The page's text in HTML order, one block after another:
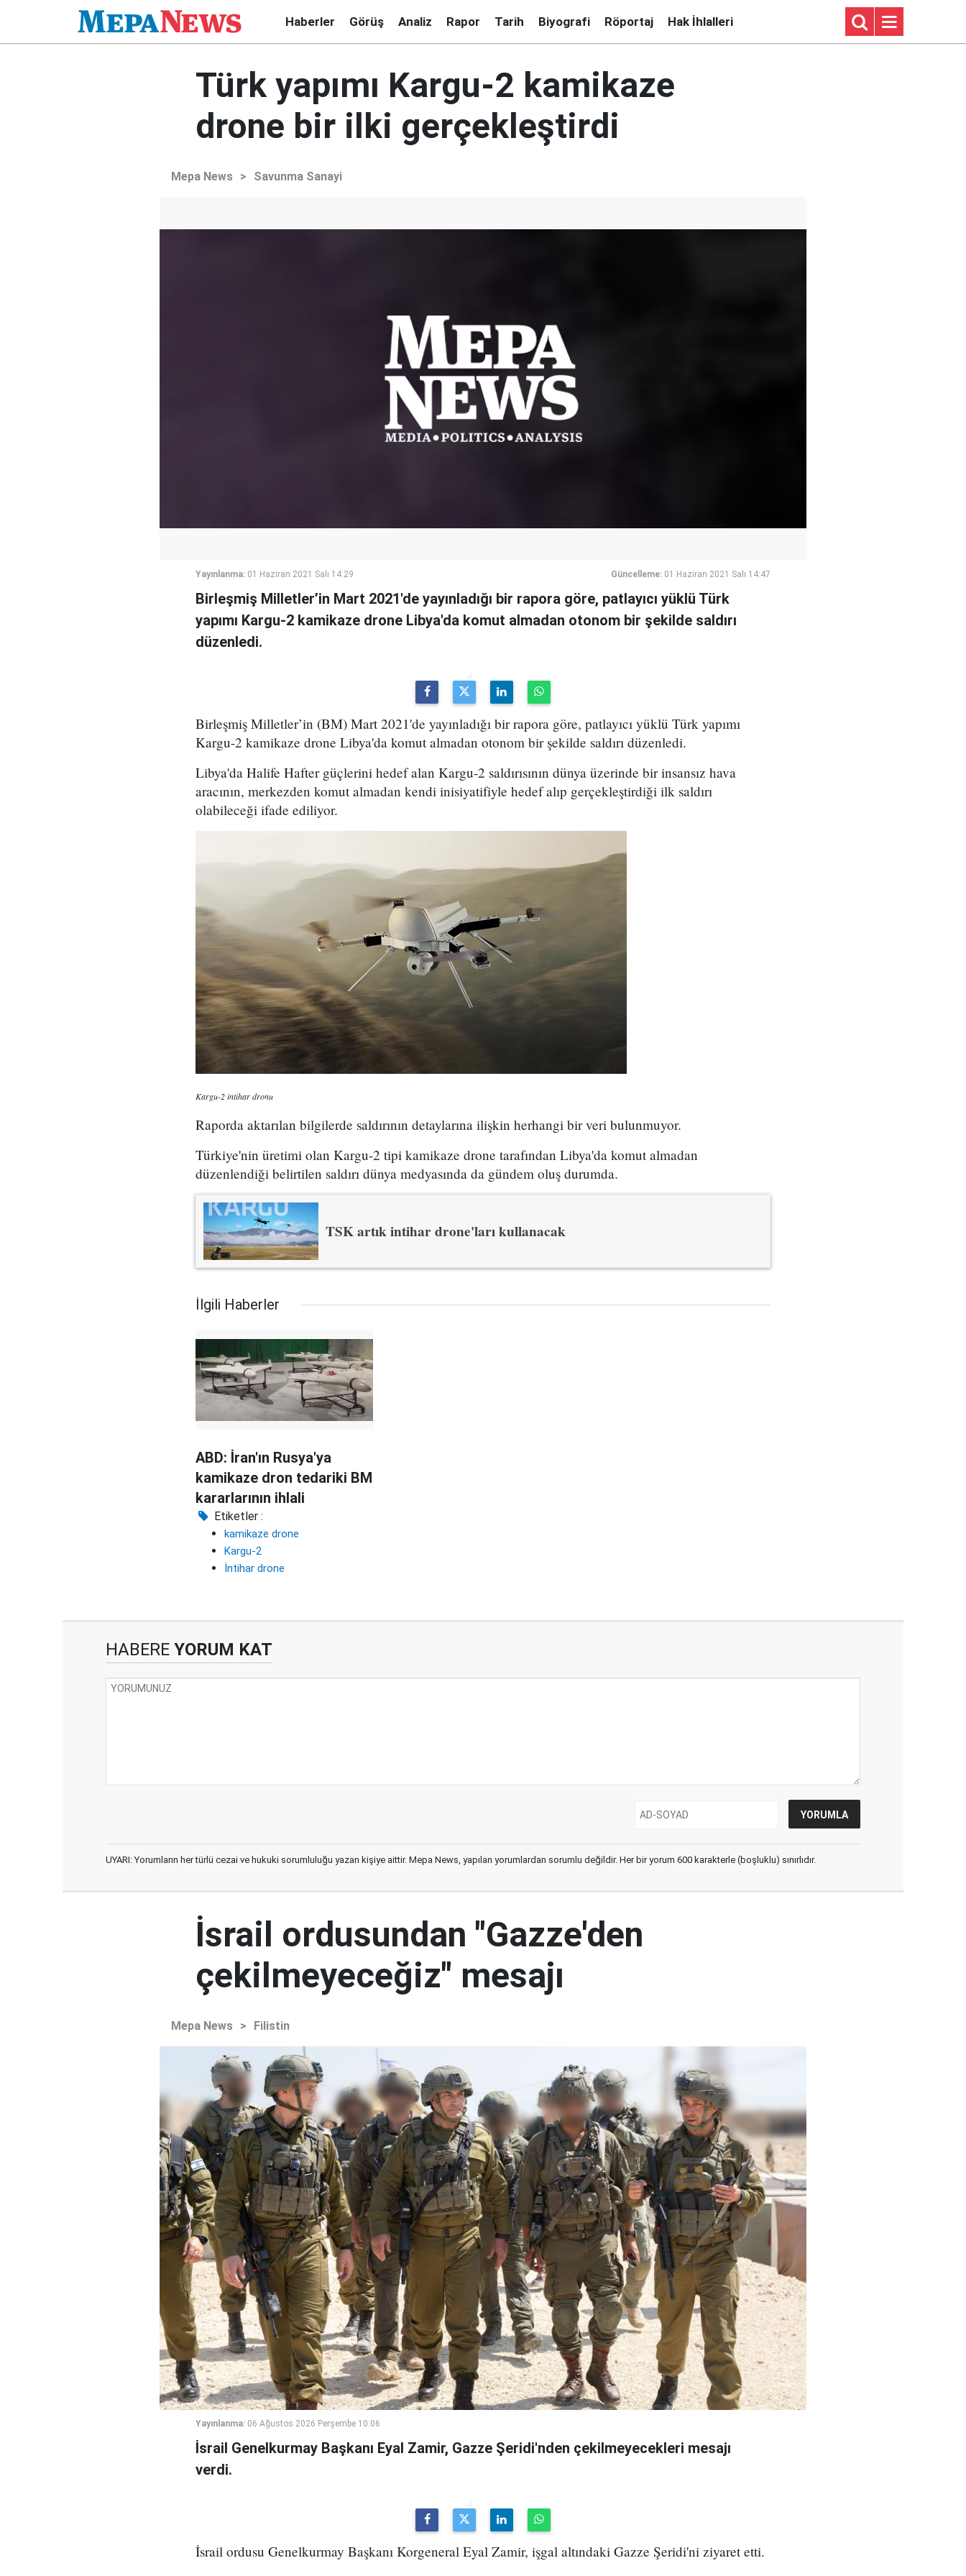
Haberler Görüş Analiz Rapor Tarih Biyografi Röportaj Hak İhlalleri
Türk yapımı Kargu-2 kamikaze
drone bir ilki gerçekleştirdi
Mepa News > Savunma Sanayi
Yayınlanma: 01 Haziran 2021 Salı 14:29 Güncelleme: 01 Haziran 2021 Salı 14:47
Birleşmiş Milletler’in Mart 2021'de yayınladığı bir rapora göre, patlayıcı yüklü Türk
yapımı Kargu-2 kamikaze drone Libya'da komut almadan otonom bir şekilde saldırı
düzenledi.
Birleşmiş Milletler’in (BM) Mart 2021'de yayınladığı bir rapora göre, patlayıcı yüklü Türk yapımı
Kargu-2 kamikaze drone Libya'da komut almadan otonom bir şekilde saldırı düzenledi.
Libya'da Halife Hafter güçlerini hedef alan Kargu-2 saldırısının dünya üzerinde bir insansız hava
aracının, merkezden komut almadan kendi inisiyatifiyle hedef alıp gerçekleştirdiği ilk saldırı
olabileceği ifade ediliyor.
Kargu-2 intihar dronu
Raporda aktarılan bilgilerde saldırının detaylarına ilişkin herhangi bir veri bulunmuyor.
Türkiye'nin üretimi olan Kargu-2 tipi kamikaze drone tarafından Libya'da komut almadan
düzenlendiği belirtilen saldırı dünya medyasında da gündem oluş durumda.
TSK artık intihar drone'ları kullanacak
İlgili Haberler
ABD: İran'ın Rusya'ya
kamikaze dron tedariki BM
kararlarının ihlali
Etiketler :
kamikaze drone
Kargu-2
İntihar drone
HABERE YORUM KAT
UYARI: Yorumların her türlü cezai ve hukuki sorumluluğu yazan kişiye aittir. Mepa News, yapılan yorumlardan sorumlu değildir. Her bir yorum 600 karakterle (boşluklu) sınırlıdır.
İsrail ordusundan "Gazze'den
çekilmeyeceğiz" mesajı
Mepa News > Filistin
Yayınlanma: 06 Ağustos 2026 Perşembe 10:06
İsrail Genelkurmay Başkanı Eyal Zamir, Gazze Şeridi'nden çekilmeyecekleri mesajı
verdi.
İsrail ordusu Genelkurmay Başkanı Korgeneral Eyal Zamir, işgal altındaki Gazze Şeridi'ni ziyaret etti.